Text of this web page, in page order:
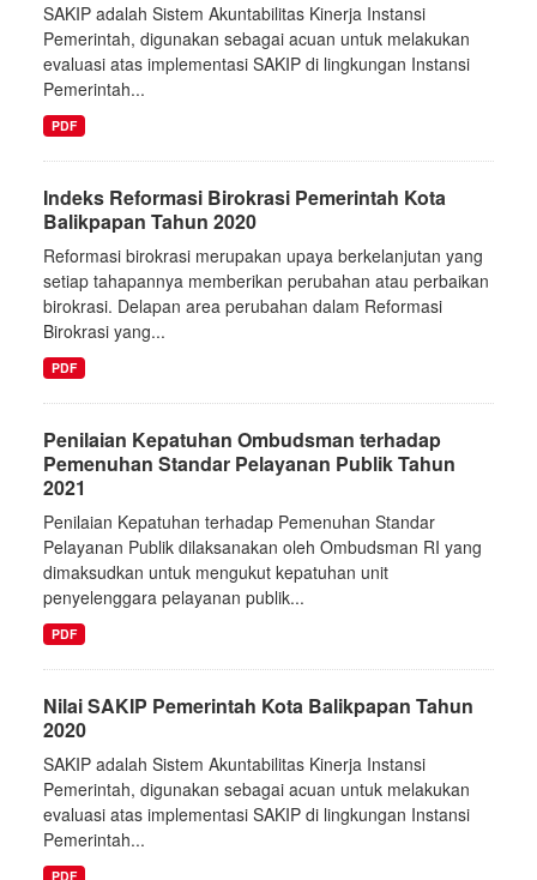
SAKIP adalah Sistem Akuntabilitas Kinerja Instansi
Pemerintah, digunakan sebagai acuan untuk melakukan
evaluasi atas implementasi SAKIP di lingkungan Instansi
Pemerintah...
PDF
Indeks Reformasi Birokrasi Pemerintah Kota
Balikpapan Tahun 2020
Reformasi birokrasi merupakan upaya berkelanjutan yang
setiap tahapannya memberikan perubahan atau perbaikan
birokrasi. Delapan area perubahan dalam Reformasi
Birokrasi yang...
PDF
Penilaian Kepatuhan Ombudsman terhadap
Pemenuhan Standar Pelayanan Publik Tahun
2021
Penilaian Kepatuhan terhadap Pemenuhan Standar
Pelayanan Publik dilaksanakan oleh Ombudsman RI yang
dimaksudkan untuk mengukut kepatuhan unit
penyelenggara pelayanan publik...
PDF
Nilai SAKIP Pemerintah Kota Balikpapan Tahun
2020
SAKIP adalah Sistem Akuntabilitas Kinerja Instansi
Pemerintah, digunakan sebagai acuan untuk melakukan
evaluasi atas implementasi SAKIP di lingkungan Instansi
Pemerintah...
PDF